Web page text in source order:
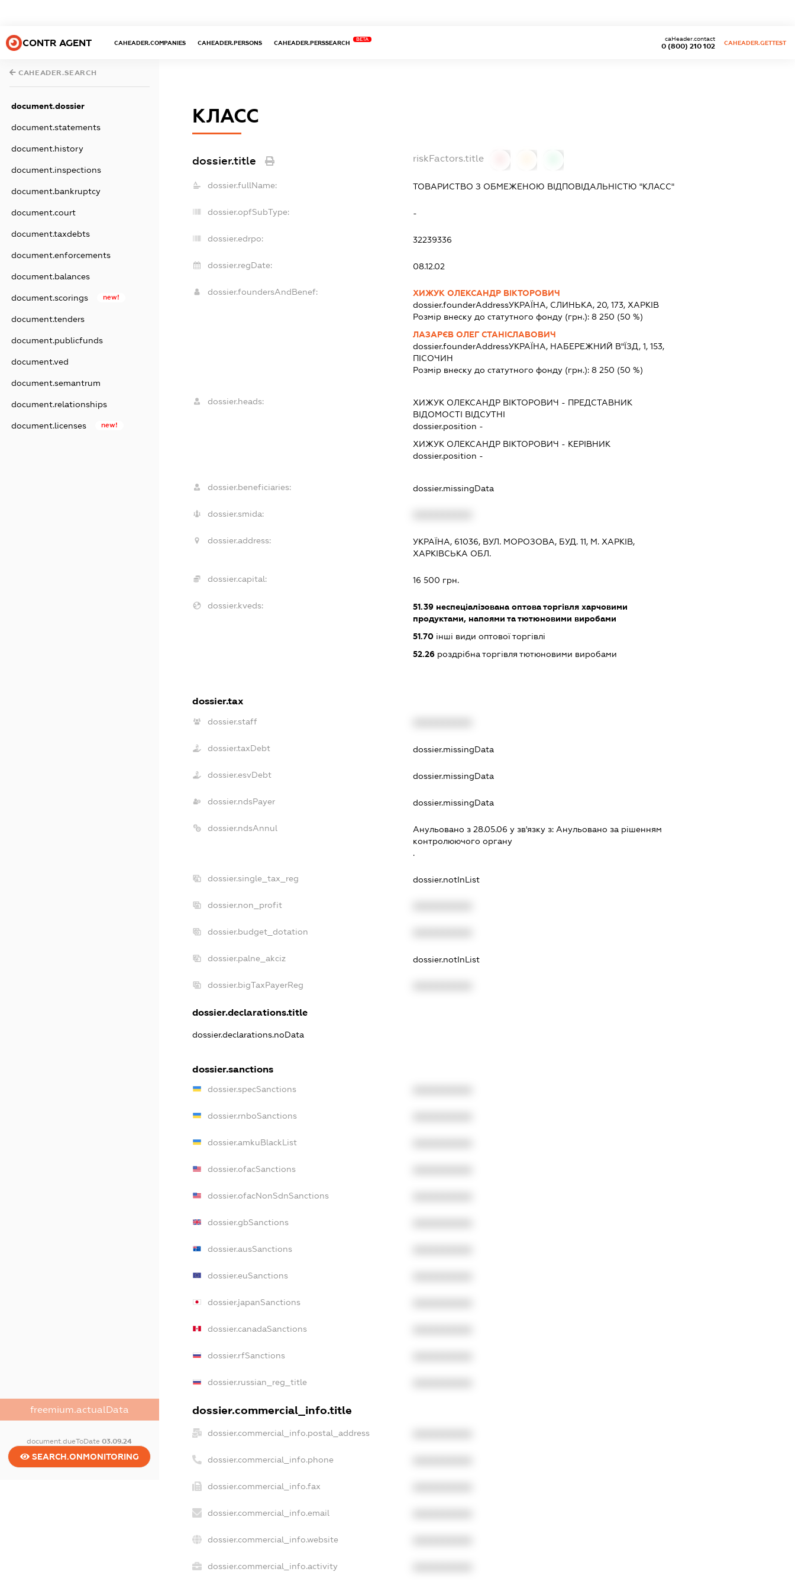
CONTR AGENT CAHEADER.COMPANIES CAHEADER.PERSONS CAHEADER.PERSSEARCH
BETA
0 (800) 210 102
caHeader.contact
CAHEADER.GETTEST
CAHEADER.SEARCH
document.dossier
document.statements
document.history
document.inspections
document.bankruptcy
document.court
document.taxdebts
document.enforcements
document.balances
document.scorings new!
document.tenders
document.publicfunds
document.ved
document.semantrum
document.relationships
document.licenses new!
freemium.actualData
document.dueToDate03.09.24
SEARCH.ONMONITORING
КЛАСС
dossier.title riskFactors.title
dossier.fullName: ТОВАРИСТВО З ОБМЕЖЕНОЮ ВІДПОВІДАЛЬНІСТЮ "КЛАСС"
dossier.opfSubType: -
dossier.edrpo: 32239336
dossier.regDate: 08.12.02
dossier.foundersAndBenef:
ХИЖУК ОЛЕКСАНДР ВІКТОРОВИЧ
dossier.founderAddressУКРАЇНА, СЛИНЬКА, 20, 173, ХАРКІВ
Розмір внеску до статутного фонду (грн.): 8 250 (50 %)
ЛАЗАРЄВ ОЛЕГ СТАНІСЛАВОВИЧ
dossier.founderAddressУКРАЇНА, НАБЕРЕЖНИЙ В"ЇЗД, 1, 153,
ПІСОЧИН
Розмір внеску до статутного фонду (грн.): 8 250 (50 %)
dossier.heads: ХИЖУК ОЛЕКСАНДР ВІКТОРОВИЧ - ПРЕДСТАВНИК
ВІДОМОСТІ ВІДСУТНІ
dossier.position -
ХИЖУК ОЛЕКСАНДР ВІКТОРОВИЧ - КЕРІВНИК
dossier.position -
dossier.beneficiaries: dossier.missingData
dossier.smida:
dossier.address:
УКРАЇНА, 61036, ВУЛ. МОРОЗОВА, БУД. 11, М. ХАРКІВ,
ХАРКІВСЬКА ОБЛ.
dossier.capital: 16 500 грн.
dossier.kveds: 51.39неспеціалізована оптова торгівля харчовими
продуктами, напоями та тютюновими виробами
51.70інші види оптової торгівлі
52.26роздрібна торгівля тютюновими виробами
dossier.tax
dossier.staff
dossier.taxDebt dossier.missingData
dossier.esvDebt dossier.missingData
dossier.ndsPayer dossier.missingData
dossier.ndsAnnul Анульовано з 28.05.06 у зв'язку з: Анульовано за рiшенням
контролюючого органу
.
dossier.single_tax_reg dossier.notInList
dossier.non_profit
dossier.budget_dotation
dossier.palne_akciz dossier.notInList
dossier.bigTaxPayerReg
dossier.declarations.title
dossier.declarations.noData
dossier.sanctions
dossier.specSanctions
dossier.rnboSanctions
dossier.amkuBlackList
dossier.ofacSanctions
dossier.ofacNonSdnSanctions
dossier.gbSanctions
dossier.ausSanctions
dossier.euSanctions
dossier.japanSanctions
dossier.canadaSanctions
dossier.rfSanctions
dossier.russian_reg_title
dossier.commercial_info.title
dossier.commercial_info.postal_address
dossier.commercial_info.phone
dossier.commercial_info.fax
dossier.commercial_info.email
dossier.commercial_info.website
dossier.commercial_info.activity